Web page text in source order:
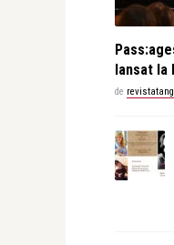
lansat la
de